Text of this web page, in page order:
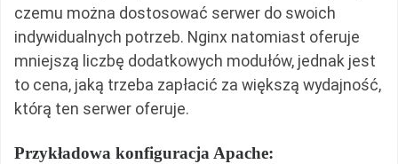
czemu można dostosować serwer do swoich
indywidualnych potrzeb. Nginx natomiast oferuje
mniejszą liczbę dodatkowych modułów, jednak jest
to cena, jaką trzeba zapłacić za większą wydajność,
którą ten serwer oferuje.
Przykładowa konfiguracja Apache: